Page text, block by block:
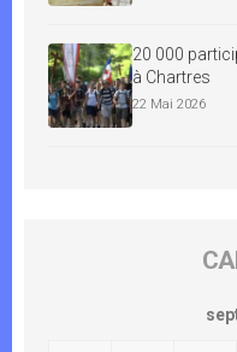
20 000
à Chartres
22 Mai 2026